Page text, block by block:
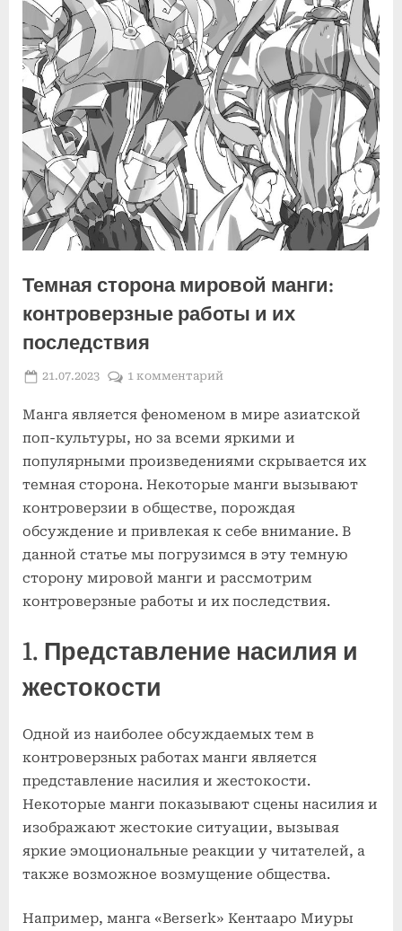
Темная сторона мировой манги:
контроверзные работы и их
последствия
Posted
21.07.2023 1 комментарийк
Темная
сторона
контроверзные
работы
и
их
последствия
Манга является феноменом в мире азиатской
поп-культуры, но за всеми яркими и
популярными произведениями скрывается их
темная сторона. Некоторые манги вызывают
контроверзии в обществе, порождая
обсуждение и привлекая к себе внимание. В
данной статье мы погрузимся в эту темную
сторону мировой манги и рассмотрим
контроверзные работы и их последствия.
1. Представление насилия и
жестокости
Одной из наиболее обсуждаемых тем в
контроверзных работах манги является
представление насилия и жестокости.
Некоторые манги показывают сцены насилия и
изображают жестокие ситуации, вызывая
яркие эмоциональные реакции у читателей, а
также возможное возмущение общества.
Например, манга «Berserk» Кентааро Миуры